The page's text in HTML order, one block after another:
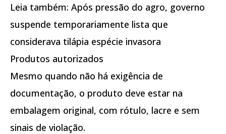
Leia também: Após pressão do agro, governo
suspende temporariamente lista que
considerava tilápia espécie invasora
Produtos autorizados
Mesmo quando não há exigência de
documentação, o produto deve estar na
embalagem original, com rótulo, lacre e sem
sinais de violação.